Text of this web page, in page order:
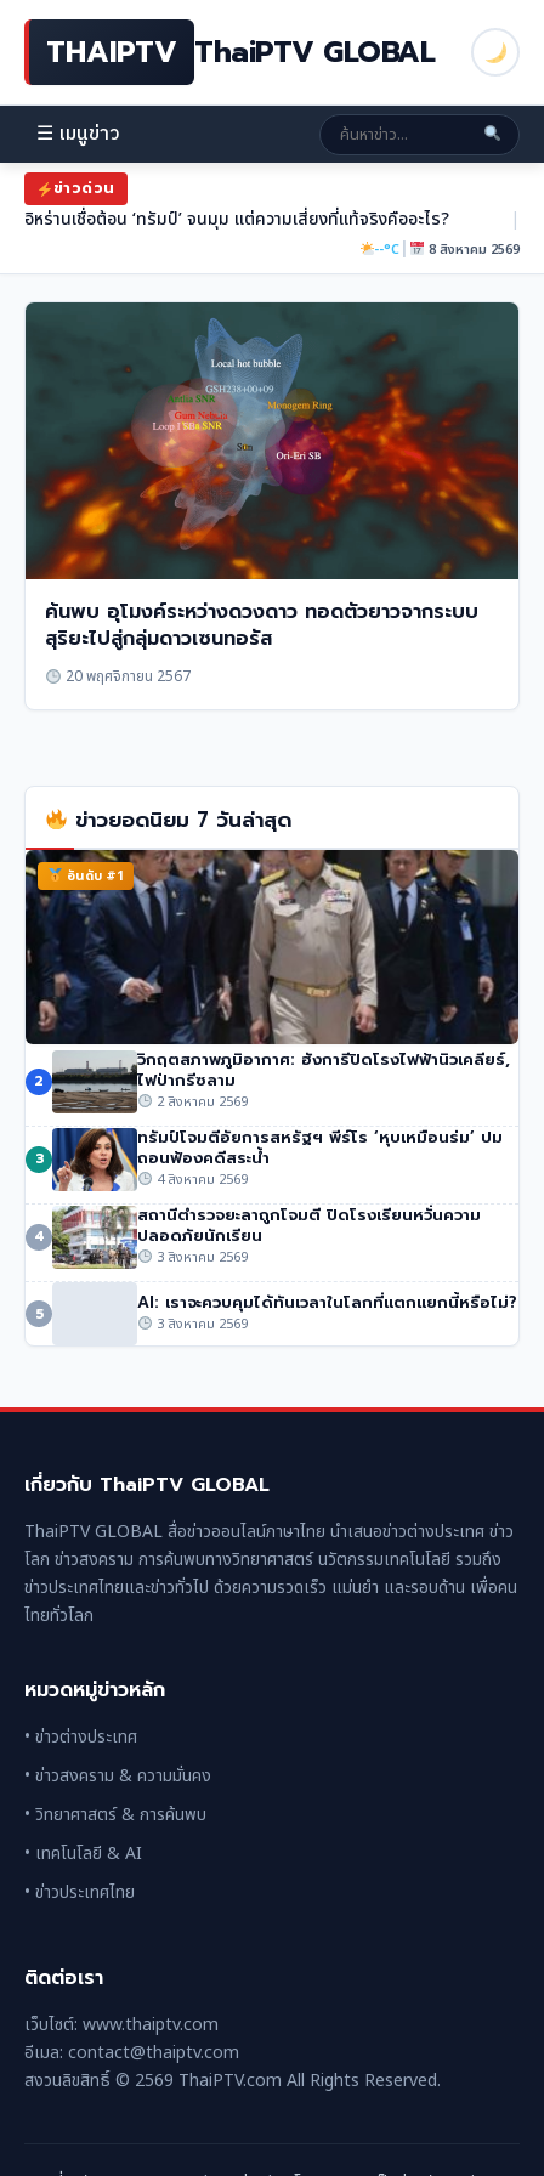
THAIPTV ThaiPTV GLOBAL
☰ เมนูข่าว
ข่าวด่วน
อิหร่านเชื่อต้อน ‘ทรัมป์’ จนมุม แต่ความเสี่ยงที่แท้จริงคืออะไร? |
--°C| 8 สิงหาคม 2569
ค้นพบ อุโมงค์ระหว่างดวงดาว ทอดตัวยาวจากระบบ
สุริยะไปสู่กลุ่มดาวเซนทอรัส
20 พฤศจิกายน 2567
ข่าวยอดนิยม 7 วันล่าสุด
อันดับ #1
นายกฯ อนุทิน ของไทย จวกรายงาน UN ชายแดน ‘ไม่รวม
ความเสียหายของไทย’
48 วิว• 4 สิงหาคม 2569
2
วิกฤตสภาพภูมิอากาศ: ฮังการีปิดโรงไฟฟ้านิวเคลียร์,
ไฟป่ากรีซลาม
2 สิงหาคม 2569
3
ทรัมป์โจมตีอัยการสหรัฐฯ พีร์โร ‘หุบเหมือนร่ม’ ปม
ถอนฟ้องคดีสระน้ำ
4 สิงหาคม 2569
4
สถานีตำรวจยะลาถูกโจมตี ปิดโรงเรียนหวั่นความ
ปลอดภัยนักเรียน
3 สิงหาคม 2569
5 AI: เราจะควบคุมได้ทันเวลาในโลกที่แตกแยกนี้หรือไม่?
3 สิงหาคม 2569
เกี่ยวกับ ThaiPTV GLOBAL
ThaiPTV GLOBAL สื่อข่าวออนไลน์ภาษาไทย นำเสนอข่าวต่างประเทศ ข่าว
โลก ข่าวสงคราม การค้นพบทางวิทยาศาสตร์ นวัตกรรมเทคโนโลยี รวมถึง
ข่าวประเทศไทยและข่าวทั่วไป ด้วยความรวดเร็ว แม่นยำ และรอบด้าน เพื่อคน
ไทยทั่วโลก
หมวดหมู่ข่าวหลัก
• ข่าวต่างประเทศ
• ข่าวสงคราม & ความมั่นคง
• วิทยาศาสตร์ & การค้นพบ
• เทคโนโลยี & AI
• ข่าวประเทศไทย
ติดต่อเรา
เว็บไซต์: www.thaiptv.com
อีเมล: contact@thaiptv.com
สงวนลิขสิทธิ์ © 2569 ThaiPTV.com All Rights Reserved.